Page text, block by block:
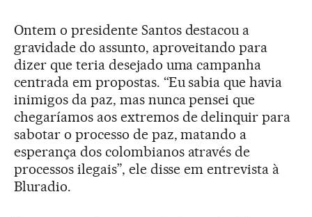
Ontem o presidente Santos destacou a
gravidade do assunto, aproveitando para
dizer que teria desejado uma campanha
centrada em propostas. “Eu sabia que havia
inimigos da paz, mas nunca pensei que
chegaríamos aos extremos de delinquir para
sabotar o processo de paz, matando a
esperança dos colombianos através de
processos ilegais”, ele disse em entrevista à
Bluradio.